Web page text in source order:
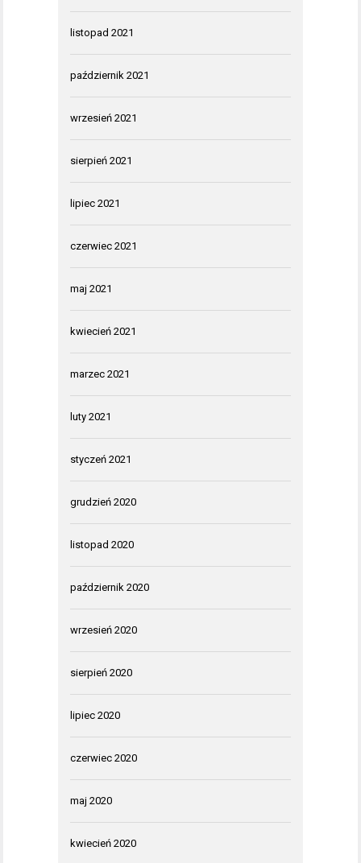
listopad 2021
październik 2021
wrzesień 2021
sierpień 2021
lipiec 2021
czerwiec 2021
maj 2021
kwiecień 2021
marzec 2021
luty 2021
styczeń 2021
grudzień 2020
listopad 2020
październik 2020
wrzesień 2020
sierpień 2020
lipiec 2020
czerwiec 2020
maj 2020
kwiecień 2020